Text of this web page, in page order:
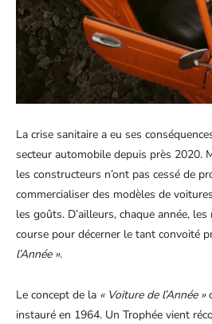
La crise sanitaire a eu ses
secteur automobile depuis près 2020.
les constructeurs n’ont pas cessé de
commercialiser des modèles de
les goûts. D’ailleurs, chaque année,
course pour décerner le tant convoité
l’Année ».
Le concept de la « Voiture de l’Année »
instauré en 1964. Un Trophée vient